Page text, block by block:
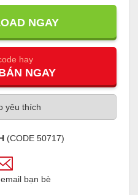
NGAY
hay
NGAY
yêu thích
(CODE 50717)
bạn bè